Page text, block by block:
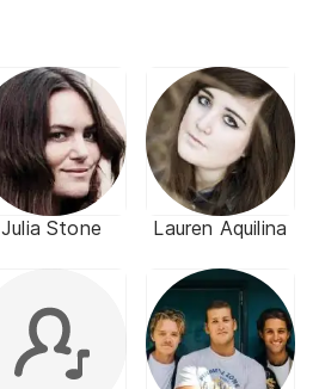
Julia Stone Lauren Aquilina